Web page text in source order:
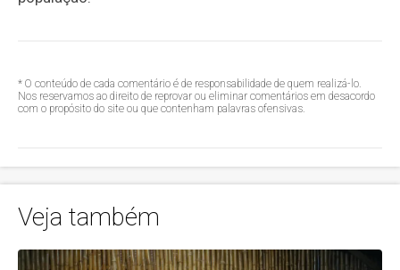
* O conteúdo de cada comentário é de responsabilidade de quem realizá-lo.
Nos reservamos ao direito de reprovar ou eliminar comentários em desacordo
com o propósito do site ou que contenham palavras ofensivas.
Veja também